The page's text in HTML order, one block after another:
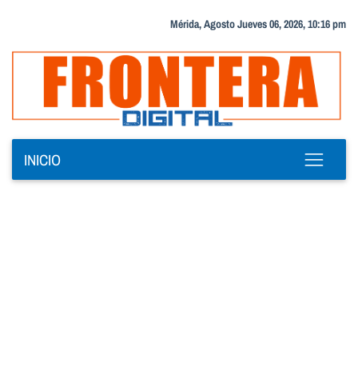
Mérida, Agosto Jueves 06, 2026, 10:16 pm
INICIO